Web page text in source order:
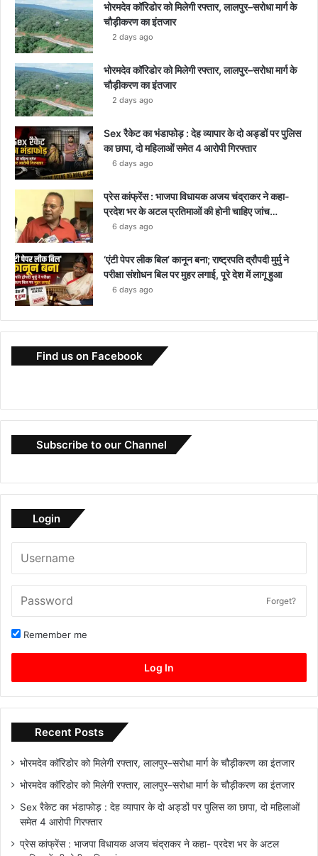
भोरमदेव कॉरिडोर को मिलेगी रफ्तार, लालपुर–सरोधा मार्ग के
चौड़ीकरण का इंतजार
2 days ago
भोरमदेव कॉरिडोर को मिलेगी रफ्तार, लालपुर–सरोधा मार्ग के
चौड़ीकरण का इंतजार
2 days ago
Sex रैकेट का भंडाफोड़ : देह व्यापार के दो अड्डों पर पुलिस
का छापा, दो महिलाओं समेत 4 आरोपी गिरफ्तार
6 days ago
प्रेस कांफ्रेंस : भाजपा विधायक अजय चंद्राकर ने कहा-
प्रदेश भर के अटल प्रतिमाओं की होनी चाहिए जांच…
6 days ago
‘एंटी पेपर लीक बिल’ कानून बना; राष्ट्रपति द्रौपदी मुर्मु ने
परीक्षा संशोधन बिल पर मुहर लगाई, पूरे देश में लागू हुआ
6 days ago
Find us on Facebook
Subscribe to our Channel
Login
Forget?
Remember me
Log In
Recent Posts
भोरमदेव कॉरिडोर को मिलेगी रफ्तार, लालपुर–सरोधा मार्ग के चौड़ीकरण का इंतजार
भोरमदेव कॉरिडोर को मिलेगी रफ्तार, लालपुर–सरोधा मार्ग के चौड़ीकरण का इंतजार
Sex रैकेट का भंडाफोड़ : देह व्यापार के दो अड्डों पर पुलिस का छापा, दो महिलाओं
समेत 4 आरोपी गिरफ्तार
प्रेस कांफ्रेंस : भाजपा विधायक अजय चंद्राकर ने कहा- प्रदेश भर के अटल